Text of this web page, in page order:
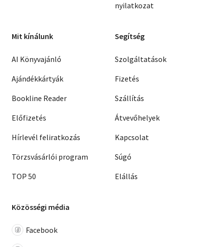
nyilatkozat
Mit kínálunk
AI Könyvajánló
Ajándékkártyák
Bookline Reader
Előfizetés
Hírlevél feliratkozás
Törzsvásárlói program
TOP 50
Segítség
Szolgáltatások
Fizetés
Szállítás
Átvevőhelyek
Kapcsolat
Súgó
Elállás
Közösségi média
Facebook